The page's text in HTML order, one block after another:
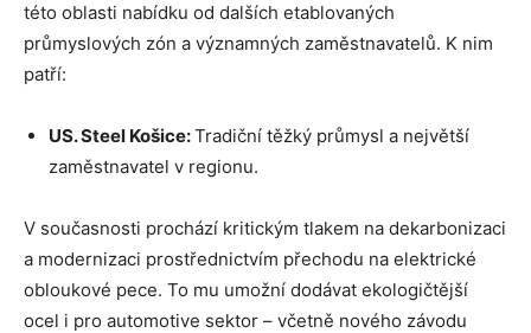
této oblasti nabídku od dalších etablovaných
průmyslových zón a významných zaměstnavatelů. K nim
patří:
US. Steel Košice:Tradiční těžký průmysl a největší
zaměstnavatel v regionu.
V současnosti prochází kritickým tlakem na dekarbonizaci
a modernizaci prostřednictvím přechodu na elektrické
obloukové pece. To mu umožní dodávat ekologičtější
ocel i pro automotive sektor – včetně nového závodu